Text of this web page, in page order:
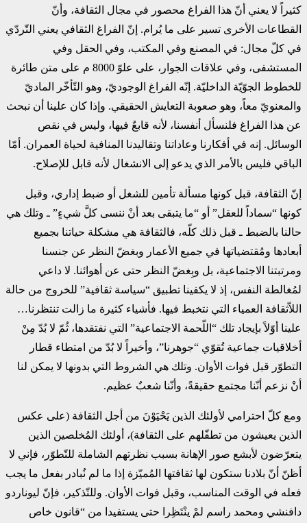
كثيراً لا يعني أنّ هذا الفراغ محصور في مجال الثقافة، وأنّ
القطاعات الأخرى تسير على ما يُرام. إنّ الفراغ الثقافي يعني التّردّي
في كلّ مجال: في المصنع وفي المكتب، وفي الحقل وفي
المستشفى، وفي علاقات الجوار، على علوّ 8000 م على متن طائرة
للخطوط الجوّيّة الداخليّة. إنّه الفراغ الوجوديّ، وهو التّأخّر الماديّ
والمعنويّ معاً، وهو صعوبة التعايش الحقيقي. وإذا كان علينا أن نبحث
عن هذا الفراغ فلنسأل أنفسنا، لأنه قابعٌ فيها، وليس في نقص
الوسائل. إنه في أفكارنا وعاداتنا وتقاليدنا المنافية لحياة العمران. أمّا
الباقي فليس بالأمر الذي يدعو إلى الانشغال لأنه قابل للإصلاح.
إنّ الثقافة، قبل كونها مسألة تأمين للشغل أو ضبط إداري، وقبل
كونها “سماداً للعقل” أو “ما يتبقى بعد أنْ ننسى كلَّ شيءٍ” ـ وتلك هي
حالنا بالضبط ـ قبل ذلك كلّه، فالثقافة هي مشكلة حياتنا بجميع
أبعادها ومُقتضياتها في جميع الأعمار وبغضّ النظر عن جنسنا
ومرتبتنا الاجتماعية، بل وبِغضّ النظر حتى عن أهوائنا. لا داعي
لمُغالطة النفس، إذ لا يكفينا تطبيق “سياسة ثقافية” للخروج من حالة
اللاّثقافة العمياء التي نتخبط فيها. فأشياء كثيرة ما زالت تنتظرنا…
علينا أوّلاً بإيجاد تلك “اللّحمة الاجتماعية” التي نفتقدها، ثُمّ لا بُدّ مِنْ
أخلاقيات جماعية تُقوّي “جوهرنا”، وأخيراً لا بُدّ من امتطاء قطار
التطوّر قبل فوات الأوان. وتلك هي الشروط التي بدونها لا يمكن لنا
أنْ نزعم أنّنا مجتمع حقيقةً، وأنّنا شعبٌ عظيم.
ومع كلّ احترامي لأولئك الذين يَحْيَوْنَ من أجل الثقافة (على عكس
الذين يعيشون من تطفّلهم على الثقافة)، أولئك المُخلصين الذين
يتعرّضون لأبشع صور الإهانة بسبب نظرتهم الشاملة للتّطوّر، فإني لا
أظنّ أنّ بلادنا ستكون لها ثقافتها المُميّزة إذا ما لم نُبادر بفعل ما يجب
فعله في الوقت المناسب، وقبل فوات الأوان. وللتّذكير، فإنّ ليوناردو
دافنشي ومحمد راسم لمْ ينْتَظِرا حتى يستفيدا من “قانون خاص